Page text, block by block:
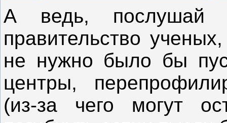
А ведь, послушай
правительство
не нужно было бы
центры,
(из-за чего могут